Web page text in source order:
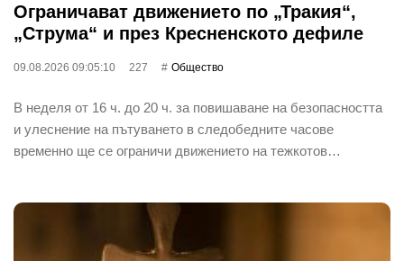
Ограничават движението по „Тракия“,
„Струма“ и през Кресненското дефиле
09.08.2026 09:05:10 227 Общество
В неделя от 16 ч. до 20 ч. за повишаване на безопасността
и улеснение на пътуването в следобедните часове
временно ще се ограничи движението на тежкотов…